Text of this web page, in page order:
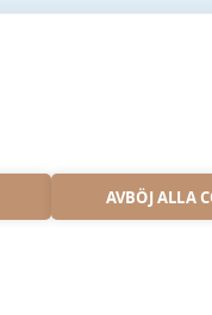
AVBÖJ ALLA